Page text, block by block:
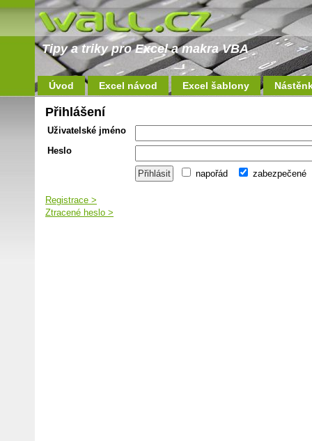
Tipy a triky pro Excel a makra VBA
Úvod Excel návod Excel šablony
Přihlášení
Uživatelské jméno
Heslo
napořád zabezpečené
Registrace >
Ztracené heslo >